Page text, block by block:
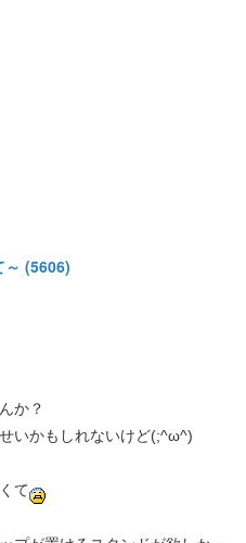
～ (5606)
か？
いかもしれないけど(;^ω^)
て